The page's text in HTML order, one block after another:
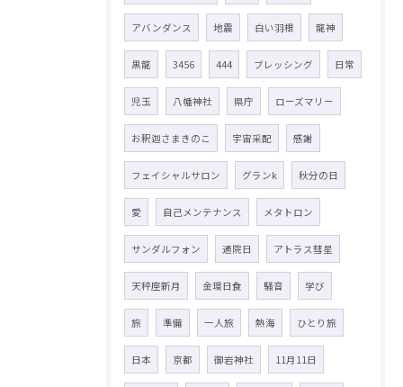
アバンダンス 地震 白い羽根 龍神
黒龍 3456 444 ブレッシング 日常
児玉 八幡神社 県庁 ローズマリー
お釈迦さまきのこ 宇宙采配 感謝
フェイシャルサロン グランk 秋分の日
愛 自己メンテナンス メタトロン
サンダルフォン 通院日 アトラス彗星
天秤座新月 金環日食 騒音 学び
旅 準備 一人旅 熱海 ひとり旅
日本 京都 御岩神社 11月11日